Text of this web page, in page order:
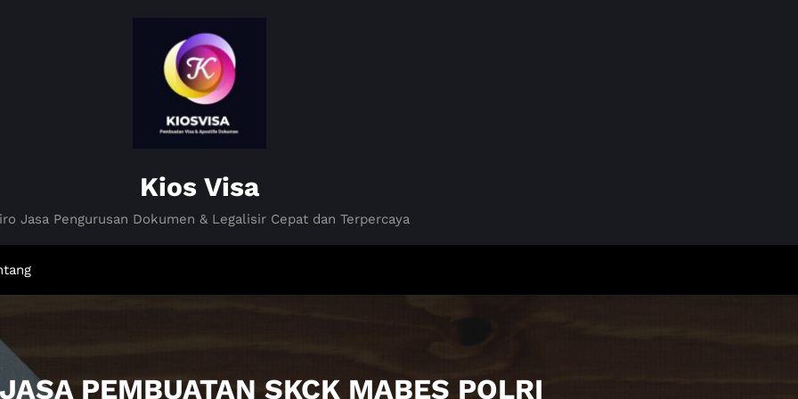
Kios Visa
Jasa Pengurusan Dokumen & Legalisir Cepat dan Terpercaya
PEMBUATAN SKCK MABES POLRI